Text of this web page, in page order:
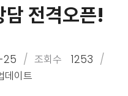
담 전격오픈!
조회수
1253
데이트